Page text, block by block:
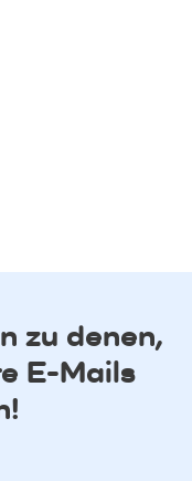
zu denen,
E-Mails